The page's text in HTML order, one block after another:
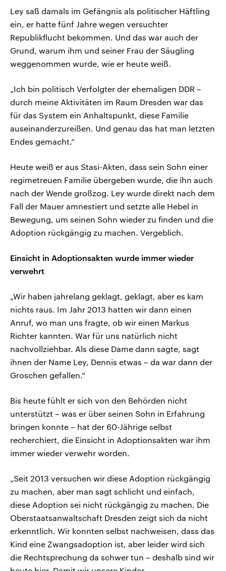
Ley saß damals im Gefängnis als politischer Häftling
ein, er hatte fünf Jahre wegen versuchter
Republikflucht bekommen. Und das war auch der
Grund, warum ihm und seiner Frau der Säugling
weggenommen wurde, wie er heute weiß.
„Ich bin politisch Verfolgter der ehemaligen DDR –
durch meine Aktivitäten im Raum Dresden war das
für das System ein Anhaltspunkt, diese Familie
auseinanderzureißen. Und genau das hat man letzten
Endes gemacht.“
Heute weiß er aus Stasi-Akten, dass sein Sohn einer
regimetreuen Familie übergeben wurde, die ihn auch
nach der Wende großzog. Ley wurde direkt nach dem
Fall der Mauer amnestiert und setzte alle Hebel in
Bewegung, um seinen Sohn wieder zu finden und die
Adoption rückgängig zu machen. Vergeblich.
Einsicht in Adoptionsakten wurde immer wieder
verwehrt
„Wir haben jahrelang geklagt, geklagt, aber es kam
nichts raus. Im Jahr 2013 hatten wir dann einen
Anruf, wo man uns fragte, ob wir einen Markus
Richter kannten. War für uns natürlich nicht
nachvollziehbar. Als diese Dame dann sagte, sagt
ihnen der Name Ley, Dennis etwas – da war dann der
Groschen gefallen.“
Bis heute fühlt er sich von den Behörden nicht
unterstützt – was er über seinen Sohn in Erfahrung
bringen konnte – hat der 60-Jährige selbst
recherchiert, die Einsicht in Adoptionsakten war ihm
immer wieder verwehr worden.
„Seit 2013 versuchen wir diese Adoption rückgängig
zu machen, aber man sagt schlicht und einfach,
diese Adoption sei nicht rückgängig zu machen. Die
Oberstaatsanwaltschaft Dresden zeigt sich da nicht
erkenntlich. Wir konnten selbst nachweisen, dass das
Kind eine Zwangsadoption ist, aber leider wird sich
die Rechtsprechung da schwer tun – deshalb sind wir